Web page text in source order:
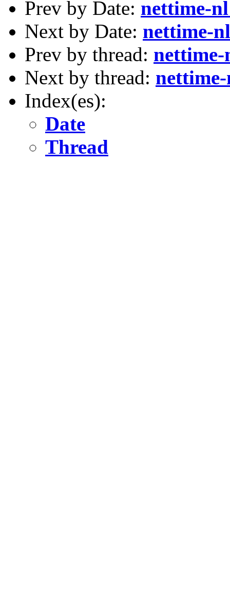
Prev by Date: nettime-
Next by Date: nettime-
Prev by thread:
Next by thread:
Index(es):
Date
Thread